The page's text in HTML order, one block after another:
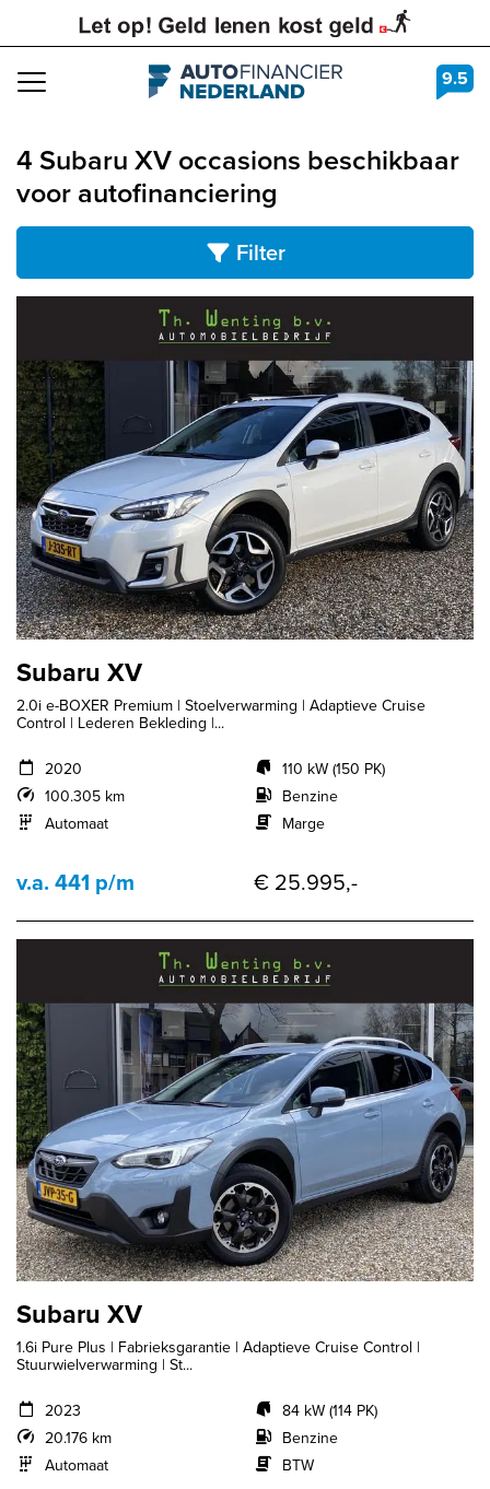
Navigation 9.5
4 Subaru XV occasions beschikbaar
voor autofinanciering
Filter
Subaru XV
2.0i e-BOXER Premium | Stoelverwarming | Adaptieve Cruise
Control | Lederen Bekleding |...
2020
100.305 km
Automaat
110 kW (150 PK)
Benzine
Marge
v.a. 441 p/m € 25.995,-
Subaru XV
1.6i Pure Plus | Fabrieksgarantie | Adaptieve Cruise Control |
Stuurwielverwarming | St...
2023
20.176 km
Automaat
84 kW (114 PK)
Benzine
BTW